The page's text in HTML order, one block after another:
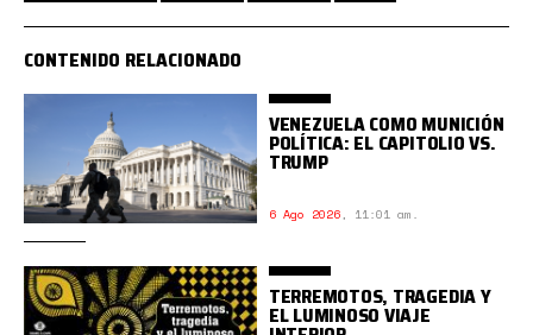
CONTENIDO RELACIONADO
VENEZUELA COMO MUNICIÓN
POLÍTICA: EL CAPITOLIO VS.
TRUMP
6 Ago 2026, 11:01 am.
TERREMOTOS, TRAGEDIA Y
EL LUMINOSO VIAJE